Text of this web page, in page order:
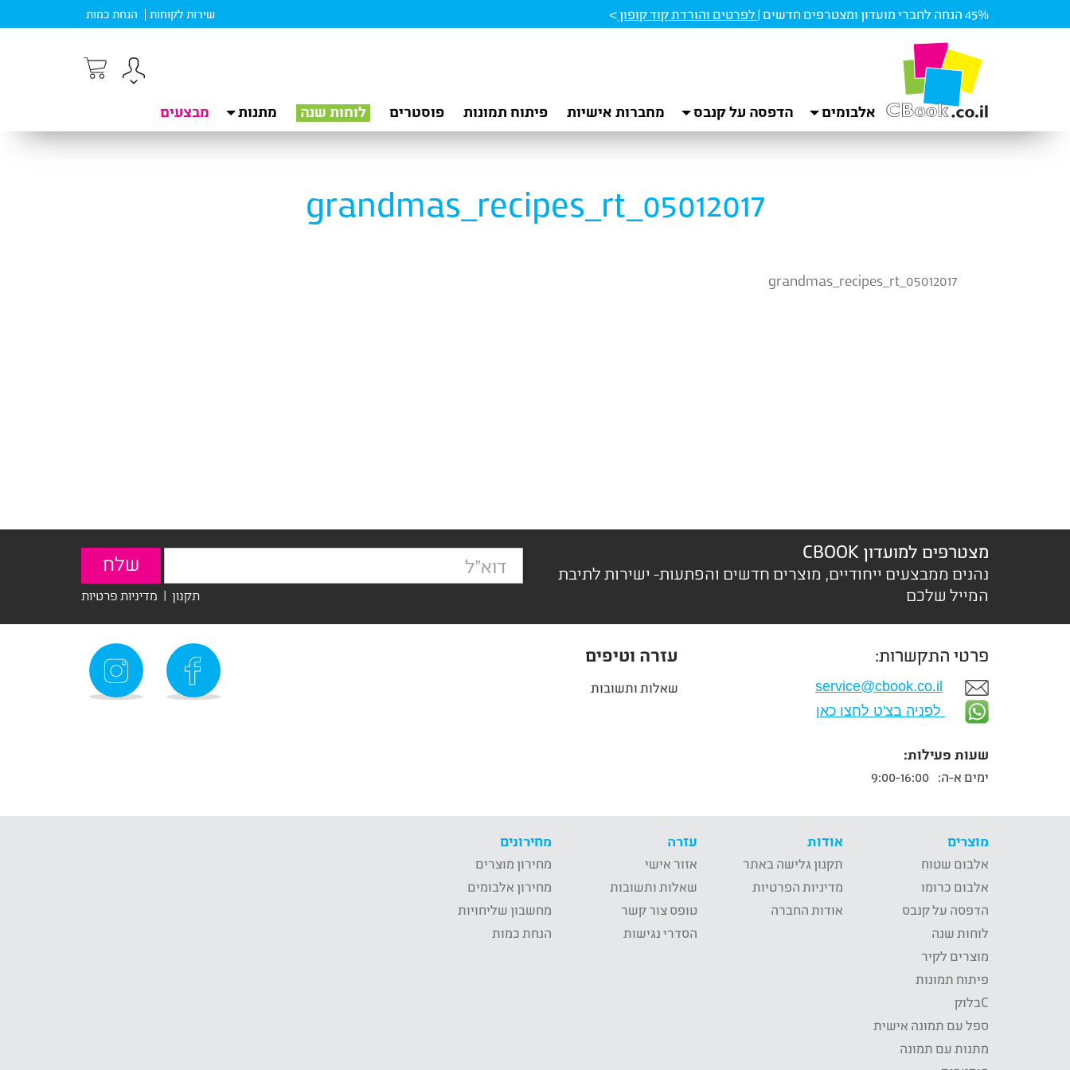
45% הנחה לחברי מועדון ומצטרפים חדשים | לפרטים והורדת קוד קופון> שירות לקוחות הנחת כמות
אלבומים הדפסה על קנבס מחברות אישיות פיתוח תמונות פוסטרים לוחות שנה מתנות מבצעים
grandmas_recipes_rt_05012017
grandmas_recipes_rt_05012017
מצטרפים למועדון CBOOK
נהנים ממבצעים ייחודיים, מוצרים חדשים והפתעות- ישירות לתיבת
המייל שלכם
תקנון | מדיניות פרטיות
פרטי התקשרות:
service@cbook.co.il
לפניה בצ'ט לחצו כאן
שעות פעילות:
ימים א-ה:
עזרה וטיפים
שאלות ותשובות
מוצרים
אלבום שטוח
אלבום כרומו
הדפסה על קנבס
לוחות שנה
מוצרים לקיר
פיתוח תמונות
Cבלוק
ספל עם תמונה אישית
מתנות עם תמונה
אודות
תקנון גלישה באתר
מדיניות הפרטיות
אודות החברה
עזרה
אזור אישי
שאלות ותשובות
טופס צור קשר
הסדרי נגישות
מחירונים
מחירון מוצרים
מחירון אלבומים
מחשבון שליחויות
הנחת כמות